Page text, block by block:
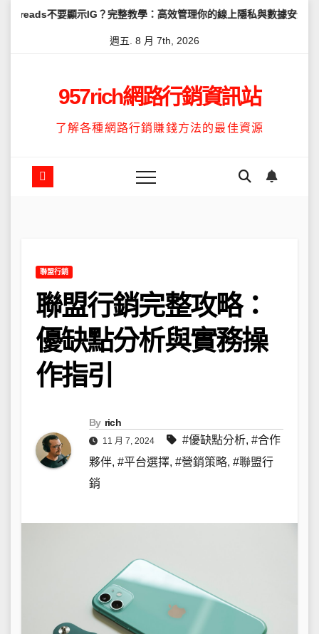
IG？完整教學：高效管理你的線上隱私與數據安全 怎麼讓
週五. 8 月 7th, 2026
957rich網路行銷資訊站
了解各種網路行銷賺錢方法的最佳資源
聯盟行銷
聯盟行銷完整攻略：
優缺點分析與實務操
作指引
By rich
11 月 7, 2024 #優缺點分析, #合作
夥伴, #平台選擇, #營銷策略, #聯盟行
銷